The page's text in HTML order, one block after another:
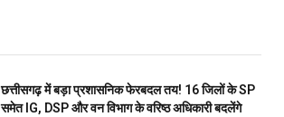
छत्तीसगढ़ में बड़ा प्रशासनिक फेरबदल तय! 16 जिलों के SP
समेत IG, DSP और वन विभाग के वरिष्ठ अधिकारी बदलेंगे